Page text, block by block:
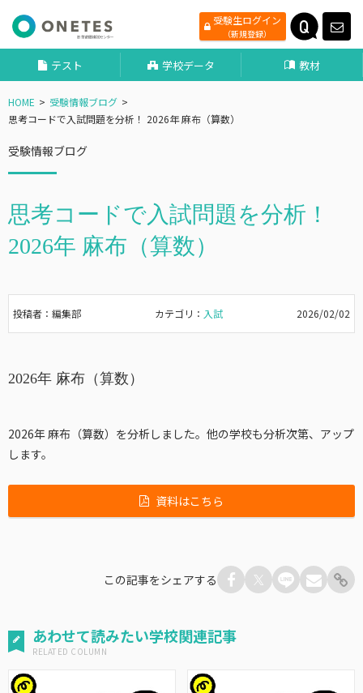
受験生ログイン
（新規登録）
テスト 学校データ 教材
HOME
受験情報ブログ
思考コードで入試問題を分析！ 2026年 麻布（算数）
受験情報ブログ
思考コードで入試問題を分析！
2026年 麻布（算数）
投稿者：編集部 カテゴリ： 入試 2026/02/02
2026年 麻布（算数）
2026年 麻布（算数）を分析しました。 他の学校も分析次第、アップ
します。
資料はこちら
この記事をシェアする
あわせて読みたい学校関連記事